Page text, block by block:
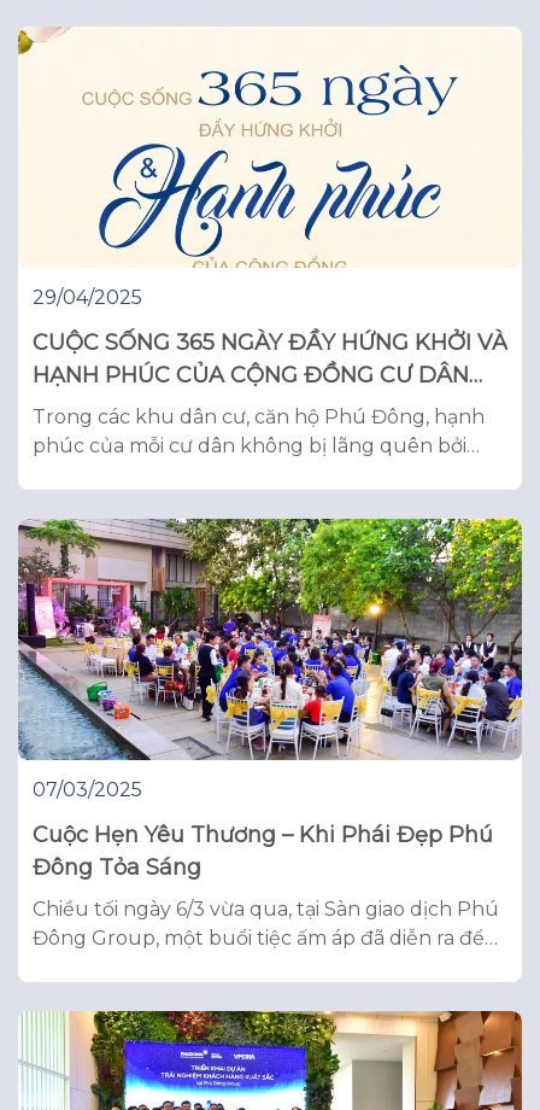
Tp. Hồ Chí Minh, ngày 14 tháng 05 năm 2025
THÔNG BÁO (Về tiến độ thực hiện
29/04/2025
CUỘC SỐNG 365 NGÀY ĐẦY HỨNG KHỞI VÀ
HẠNH PHÚC CỦA CỘNG ĐỒNG CƯ DÂN
PHÚ ĐÔNG
Trong các khu dân cư, căn hộ Phú Đông, hạnh
phúc của mỗi cư dân không bị lãng quên bởi
cùng hệ tiện ích đủ đầy: Những cung đường rợp
bóng cây, công viên nội khu xanh
07/03/2025
Cuộc Hẹn Yêu Thương – Khi Phái Đẹp Phú
Đông Tỏa Sáng
Chiều tối ngày 6/3 vừa qua, tại Sàn giao dịch Phú
Đông Group, một buổi tiệc ấm áp đã diễn ra để
tri ân mà còn là cơ hội để mọi người cùng nhau